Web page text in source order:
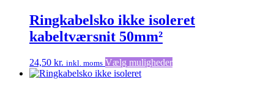
Ringkabelsko ikke isoleret
kabeltværsnit 50mm²
24,50 kr. inkl. moms Vælg mulighederDette